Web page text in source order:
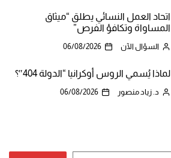
اتحاد العمل النسائي يطلق “ميثاق
المساواة وتكافؤ الفرص”
السؤال الآن 06/08/2026
لماذا يُسمي الروس أوكرانيا “الدولة 404″؟
د. زياد منصور 06/08/2026